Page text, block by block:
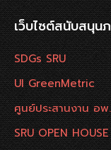
เว็บไซต์สนับสนุน
SDGs SRU
UI GreenMetric
ศูนย์ประสานงาน อ
SRU OPEN HOUSE